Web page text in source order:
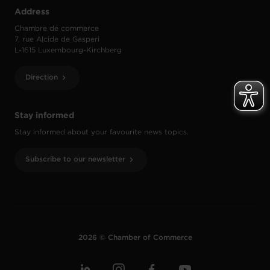
Stay informed
Stay informed about your favourite news topics.
Subscribe to our newsletter
Address
Chambre de commerce
7, rue Alcide de Gasperi
L-1615 Luxembourg-Kirchberg
Direction
2026 © Chamber of Commerce